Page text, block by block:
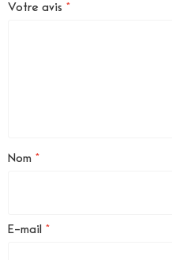
Votre avis *
Nom *
E-mail *